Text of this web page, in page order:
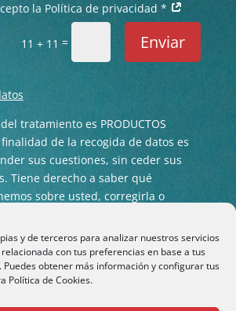
y de terceros para analizar nuestros servicios
con tus preferencias en base a tus
Puedes obtener más información y configurar tus
Política de Cookies.
la Política de privacidad *
11 + 11 = Enviar
tratamiento es PRODUCTOS
finalidad de la recogida de datos es
sus cuestiones, sin ceder sus
Tiene derecho a saber qué
sobre usted, corregirla o